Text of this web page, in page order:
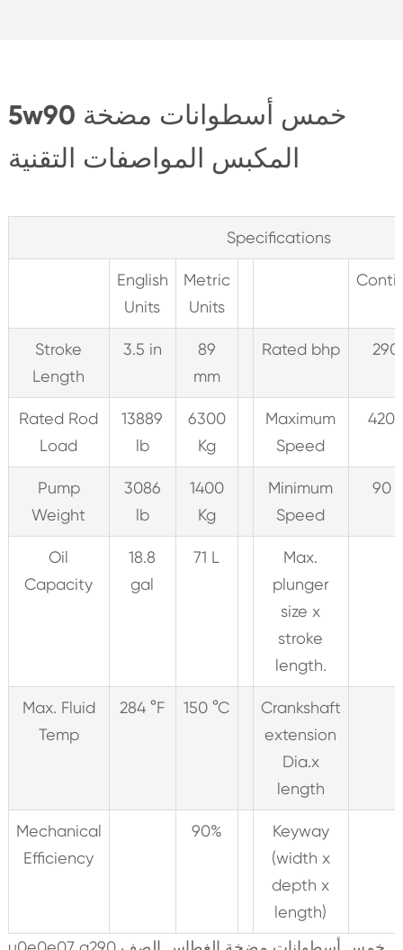
5w90 خمس أسطوانات مضخة
المكبس المواصفات التقنية
Specifications
English
Units
Metric
Units
Stroke
Length
3.5 in
89
mm
Rated bhp 290
Rated Rod
Load
13889
lb
6300
Kg
Maximum
Speed
420
Pump
Weight
3086
lb
1400
Kg
Minimum
Speed
90
Oil
Capacity
18.8
gal
71 L
Max.
plunger
size x
stroke
length.
Max. Fluid
Temp
284 °F 150 °C
Crankshaft
extension
Dia.x
length
Mechanical
Efficiency
90%
Keyway
(width x
depth x
length)